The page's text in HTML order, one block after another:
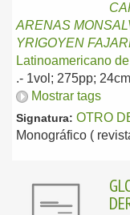
ARENAS
YRIGOYEN
Latinoamericano
.- 1vol; 275pp;
Mostrar tags
Signatura: OTRO
Monográfico (